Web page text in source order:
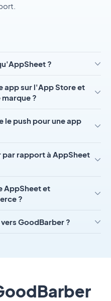
?
app sur l'App Store et
?
le push pour une app
rapport à AppSheet
AppSheet et
?
GoodBarber ?